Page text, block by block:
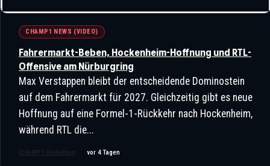
„Kein Teil Des Teams“: Toto Wolff
Enthüllt Drastische Maßnahme Nach
Mercedes-Eskalation 2016
CHAMP1 NEWS (VIDEO)
Fahrermarkt-Beben, Hockenheim-Hoffnung und RTL-
Offensive am Nürburgring
Max Verstappen bleibt der entscheidende Dominostein
auf dem Fahrermarkt für 2027. Gleichzeitig gibt es neue
Hoffnung auf eine Formel-1-Rückkehr nach Hockenheim,
während RTL die...
CHAMP1 Redaktion vor 4 Tagen